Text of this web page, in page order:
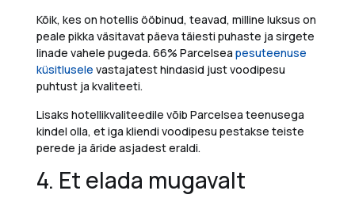
Kõik, kes on hotellis ööbinud, teavad, milline luksus on
peale pikka väsitavat päeva täiesti puhaste ja sirgete
linade vahele pugeda. 66% Parcelsea pesuteenuse
küsitlusele vastajatest hindasid just voodipesu
puhtust ja kvaliteeti.
Lisaks hotellikvaliteedile võib Parcelsea teenusega
kindel olla, etiga kliendi voodipesu pestakse teiste
perede ja äride asjadesteraldi.
4. Et elada mugavalt